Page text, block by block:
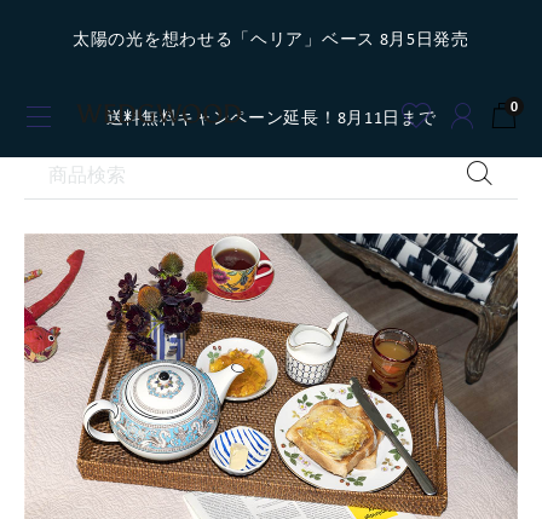
太陽の光を想わせる「ヘリア」ベース 8月5日発売
送料無料キャンペーン延長！8月11日まで 0